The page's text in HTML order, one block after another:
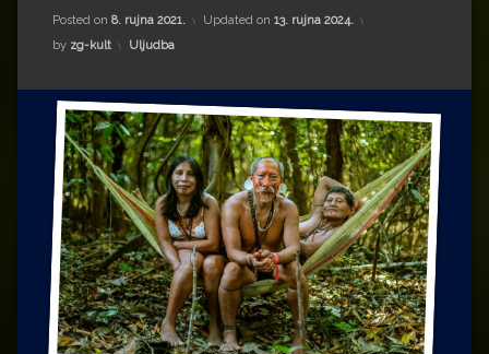
Drugi autori
Drugi autori
Matea Andrić
Ljiljana Lekanić-Kljaić
Željko Krznarić
Mario Lovreković
Miroslav Šantek
Posted on 8. rujna 2021. Updated on 13. rujna 2024.
by zg-kult Kategorije:
Uljudba